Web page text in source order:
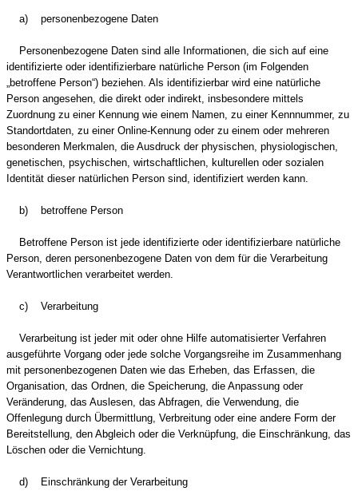
a) personenbezogene Daten
Personenbezogene Daten sind alle Informationen, die sich auf eine
identifizierte oder identifizierbare natürliche Person (im Folgenden
„betroffene Person“) beziehen. Als identifizierbar wird eine natürliche
Person angesehen, die direkt oder indirekt, insbesondere mittels
Zuordnung zu einer Kennung wie einem Namen, zu einer Kennnummer, zu
Standortdaten, zu einer Online-Kennung oder zu einem oder mehreren
besonderen Merkmalen, die Ausdruck der physischen, physiologischen,
genetischen, psychischen, wirtschaftlichen, kulturellen oder sozialen
Identität dieser natürlichen Person sind, identifiziert werden kann.
b) betroffene Person
Betroffene Person ist jede identifizierte oder identifizierbare natürliche
Person, deren personenbezogene Daten von dem für die Verarbeitung
Verantwortlichen verarbeitet werden.
c) Verarbeitung
Verarbeitung ist jeder mit oder ohne Hilfe automatisierter Verfahren
ausgeführte Vorgang oder jede solche Vorgangsreihe im Zusammenhang
mit personenbezogenen Daten wie das Erheben, das Erfassen, die
Organisation, das Ordnen, die Speicherung, die Anpassung oder
Veränderung, das Auslesen, das Abfragen, die Verwendung, die
Offenlegung durch Übermittlung, Verbreitung oder eine andere Form der
Bereitstellung, den Abgleich oder die Verknüpfung, die Einschränkung, das
Löschen oder die Vernichtung.
d) Einschränkung der Verarbeitung